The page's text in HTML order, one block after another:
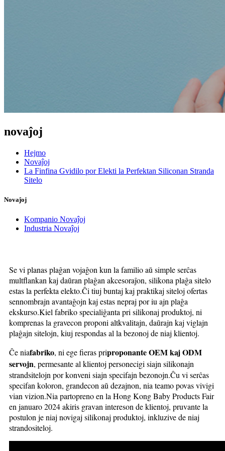
novaĵoj
Hejmo
Novaĵoj
La Finfina Gvidilo por Elekti la Perfektan Siliconan Stranda
Sitelo
Novaĵoj
Kompanio Novaĵoj
Industria Novaĵoj
Se vi planas plaĝan vojaĝon kun la familio aŭ simple serĉas
multflankan kaj daŭran plaĝan akcesoraĵon, silikona plaĝa sitelo
estas la perfekta elekto.Ĉi tiuj buntaj kaj praktikaj siteloj ofertas
sennombrajn avantaĝojn kaj estas nepraj por iu ajn plaĝa
ekskurso.Kiel fabriko specialiĝanta pri silikonaj produktoj, ni
komprenas la gravecon proponi altkvalitajn, daŭrajn kaj viglajn
plaĝajn sitelojn, kiuj respondas al la bezonoj de niaj klientoj.
Ĉe niafabriko, ni ege fieras priproponante OEM kaj ODM
servojn, permesante al klientoj personecigi siajn silikonajn
strandsitelojn por konveni siajn specifajn bezonojn.Ĉu vi serĉas
specifan koloron, grandecon aŭ dezajnon, nia teamo povas vivigi
vian vizion.Nia partopreno en la Hong Kong Baby Products Fair
en januaro 2024 akiris gravan intereson de klientoj, pruvante la
postulon je niaj novigaj silikonaj produktoj, inkluzive de niaj
strandositeloj.